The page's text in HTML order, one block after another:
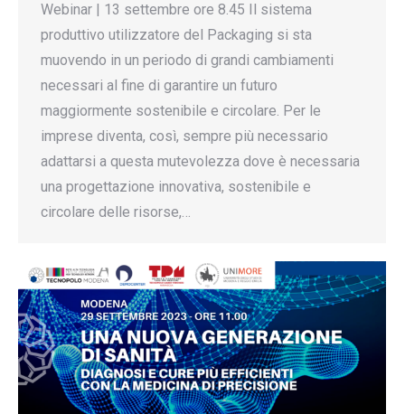
Webinar | 13 settembre ore 8.45 Il sistema
produttivo utilizzatore del Packaging si sta
muovendo in un periodo di grandi cambiamenti
necessari al fine di garantire un futuro
maggiormente sostenibile e circolare. Per le
imprese diventa, così, sempre più necessario
adattarsi a questa mutevolezza dove è necessaria
una progettazione innovativa, sostenibile e
circolare delle risorse,…